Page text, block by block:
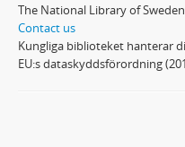
The National Library of Sweden
Contact us
Kungliga biblioteket hanterar
EU:s dataskyddsförordning